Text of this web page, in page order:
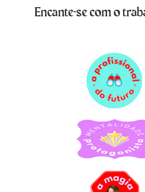
Encante-se com o